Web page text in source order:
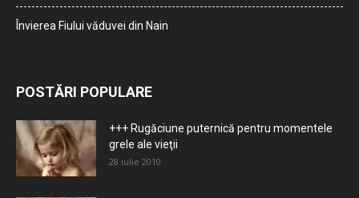
Învierea Fiului văduvei din Nain
POSTĂRI POPULARE
+++ Rugăciune puternică pentru momentele
grele ale vieţii
28 iulie 2010